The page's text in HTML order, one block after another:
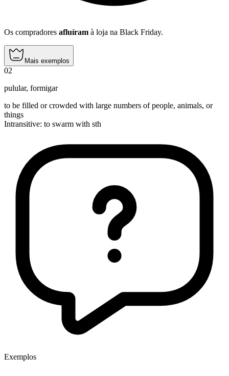
Os compradores afluíram à loja na Black Friday.
Mais exemplos
02
pulular, formigar
to be filled or crowded with large numbers of people, animals, or
things
Intransitive: to swarm with sth
Exemplos